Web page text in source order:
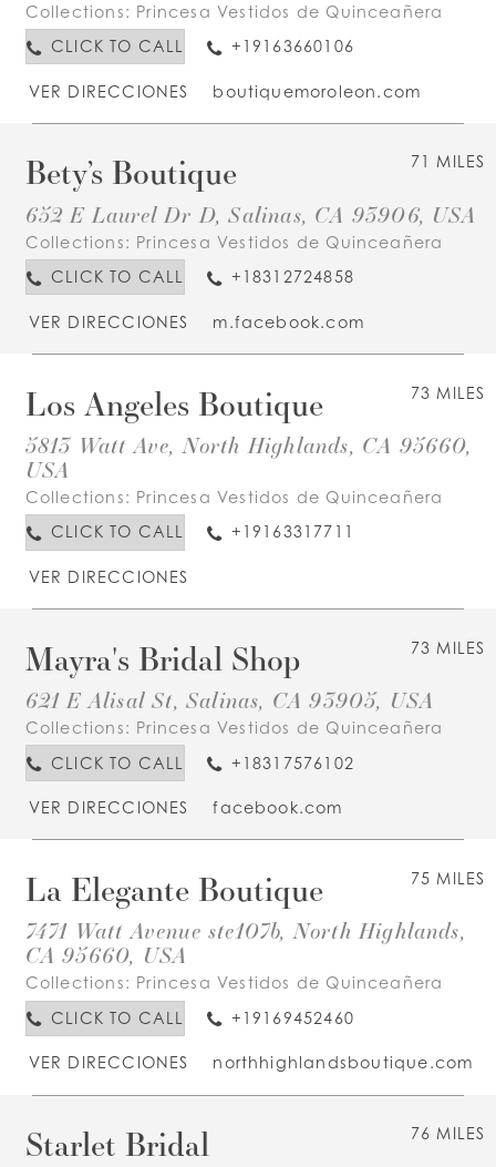
Collections: Princesa Vestidos de Quinceañera
CLICK TO CALL
+19163660106
VER DIRECCIONES boutiquemoroleon.com
71 MILES
Bety’s Boutique
652 E Laurel Dr D, Salinas, CA 93906, USA
Collections: Princesa Vestidos de Quinceañera
CLICK TO CALL
+18312724858
VER DIRECCIONES m.facebook.com
73 MILES
Los Angeles Boutique
5813 Watt Ave, North Highlands, CA 95660,
USA
Collections: Princesa Vestidos de Quinceañera
CLICK TO CALL
+19163317711
VER DIRECCIONES
73 MILES
Mayra's Bridal Shop
621 E Alisal St, Salinas, CA 93905, USA
Collections: Princesa Vestidos de Quinceañera
CLICK TO CALL
+18317576102
VER DIRECCIONES facebook.com
75 MILES
La Elegante Boutique
7471 Watt Avenue ste107b, North Highlands,
CA 95660, USA
Collections: Princesa Vestidos de Quinceañera
CLICK TO CALL
+19169452460
VER DIRECCIONES northhighlandsboutique.com
76 MILES
Starlet Bridal